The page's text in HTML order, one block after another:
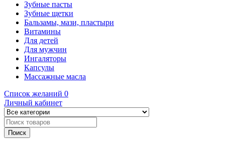
Зубные пасты
Зубные щетки
Бальзамы, мази, пластыри
Витамины
Для детей
Для мужчин
Ингаляторы
Капсулы
Массажные масла
Список желаний 0
Личный кабинет